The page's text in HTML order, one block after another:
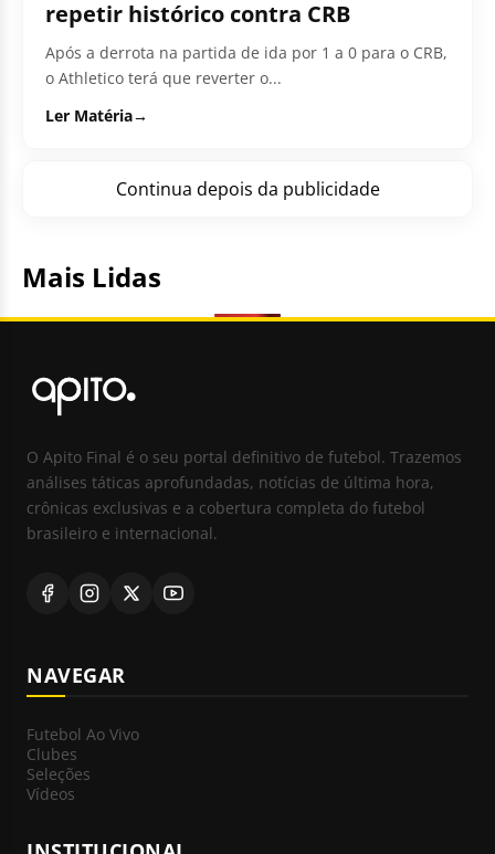
repetir histórico contra CRB
Após a derrota na partida de ida por 1 a 0 para o CRB,
o Athletico terá que reverter o...
Ler Matéria→
Continua depois da publicidade
Mais Lidas
O Apito Final é o seu portal definitivo de futebol. Trazemos
análises táticas aprofundadas, notícias de última hora,
crônicas exclusivas e a cobertura completa do futebol
brasileiro e internacional.
NAVEGAR
Futebol Ao Vivo
Clubes
Seleções
Vídeos